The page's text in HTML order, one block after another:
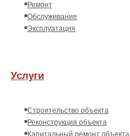
Ремонт
Обслуживание
Эксплуатация
Услуги
Строительство объекта
Реконструкция объекта
Капитальный ремонт объекта